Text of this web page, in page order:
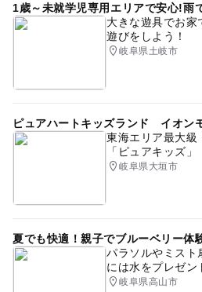
1歳～未就学児専用エリアで安心!雨
大きな遊具でお家
遊びをしよう！
岐阜県土岐市
ピュアハートキッズランド イオン
東海エリア最大級
「ピュアキッズ」
岐阜県大垣市
夏でも快適！親子でブルーベリー体
パラソルやミスト
には水をプレゼン
岐阜県高山市